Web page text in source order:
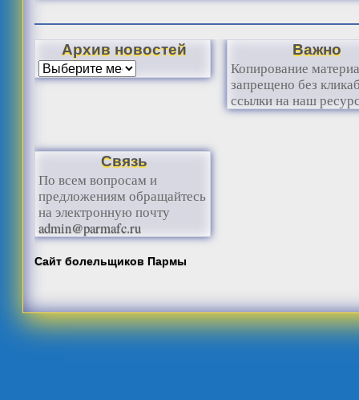
Архив новостей Важно
Копирование
запрещено без
ссылки на наш
Связь
По всем вопросам и
предложениям обращайтесь
на электронную почту
admin@parmafc.ru
Сайт болельщиков Пармы